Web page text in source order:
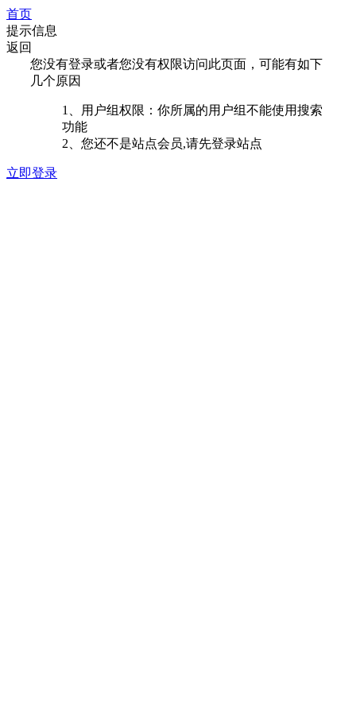
首页
提示信息
返回
您没有登录或者您没有权限访问此页面，可能有如下
几个原因
1、用户组权限：你所属的用户组不能使用搜索
功能
2、您还不是站点会员,请先登录站点
立即登录